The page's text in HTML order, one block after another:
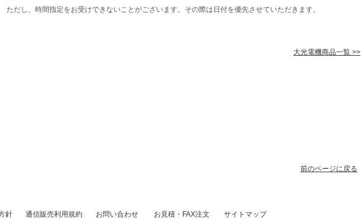
ただし、時間指定をお受けできないことがございます。その際は日付を優先させていただきます。
大光電機商品一覧 >>
前のページに戻る
針 通信販売利用規約 お問い合わせ お見積・FAX注文 サイトマップ